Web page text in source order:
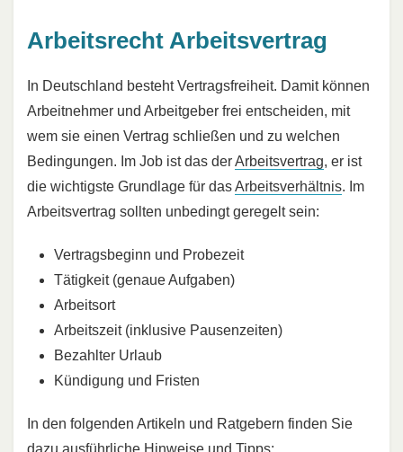
Arbeitsrecht Arbeitsvertrag
In Deutschland besteht Vertragsfreiheit. Damit können
Arbeitnehmer und Arbeitgeber frei entscheiden, mit
wem sie einen Vertrag schließen und zu welchen
Bedingungen. Im Job ist das derArbeitsvertrag, er ist
die wichtigste Grundlage für dasArbeitsverhältnis. Im
Arbeitsvertrag sollten unbedingt geregelt sein:
Vertragsbeginn und Probezeit
Tätigkeit (genaue Aufgaben)
Arbeitsort
Arbeitszeit (inklusive Pausenzeiten)
Bezahlter Urlaub
Kündigung und Fristen
In den folgenden Artikeln und Ratgebern finden Sie